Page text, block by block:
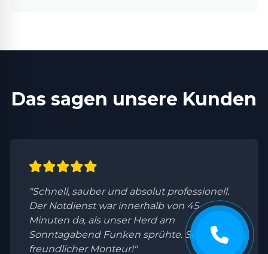
Das sagen unsere Kunden
"Schnell, sauber und absolut professionell.
Der Notdienst war innerhalb von 45
Minuten da, als unser Herd am
Sonntagabend Funken sprühte. Sehr
freundlicher Monteur!"